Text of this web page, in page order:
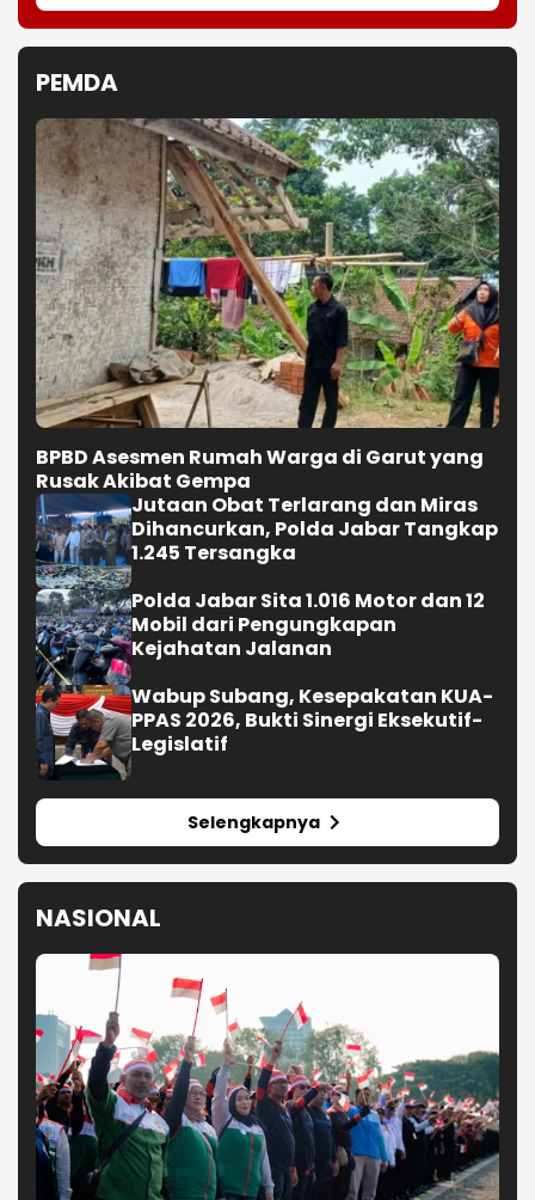
PEMDA
BPBD Asesmen Rumah Warga di Garut yang
Rusak Akibat Gempa
Jutaan Obat Terlarang dan Miras
Dihancurkan, Polda Jabar Tangkap
1.245 Tersangka
Polda Jabar Sita 1.016 Motor dan 12
Mobil dari Pengungkapan
Kejahatan Jalanan
Wabup Subang, Kesepakatan KUA-
PPAS 2026, Bukti Sinergi Eksekutif-
Legislatif
Selengkapnya
NASIONAL